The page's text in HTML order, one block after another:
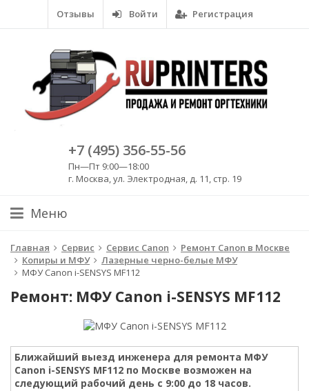
Отзывы Войти Регистрация
+7 (495) 356-55-56
Пн—Пт 9:00—18:00
г. Москва, ул. Электродная, д. 11, стр. 19
Меню
Главная Сервис Сервис Canon
Ремонт Canon в Москве
Копиры и МФУ
Лазерные черно-белые МФУ
МФУ Canon i-SENSYS MF112
Ремонт: МФУ Canon i-SENSYS MF112
Ближайший выезд инженера для ремонта МФУ
Canon i-SENSYS MF112 по Москве возможен на
следующий рабочий день с 9:00 до 18 часов.